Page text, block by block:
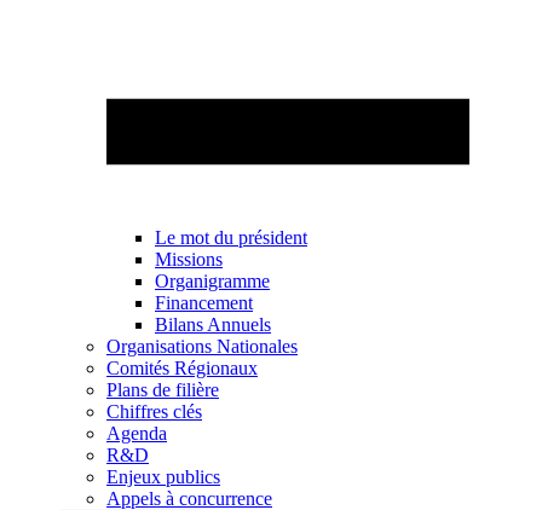
Le mot du président
Missions
Organigramme
Financement
Bilans Annuels
Organisations Nationales
Comités Régionaux
Plans de filière
Chiffres clés
Agenda
R&D
Enjeux publics
Appels à concurrence